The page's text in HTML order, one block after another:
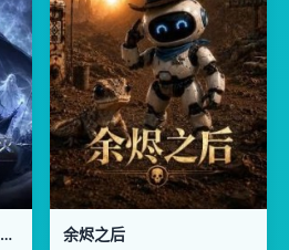
死灵法师，我即是天灾(2026) 余烬之后